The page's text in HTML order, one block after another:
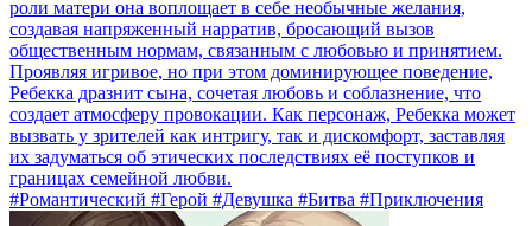
роли матери она воплощает в себе необычные желания,
создавая напряженный нарратив, бросающий вызов
общественным нормам, связанным с любовью и принятием.
Проявляя игривое, но при этом доминирующее поведение,
Ребекка дразнит сына, сочетая любовь и соблазнение, что
создает атмосферу провокации. Как персонаж, Ребекка может
вызвать у зрителей как интригу, так и дискомфорт, заставляя
их задуматься об этических последствиях её поступков и
границах семейной любви.
#Романтический #Герой #Девушка #Битва #Приключения